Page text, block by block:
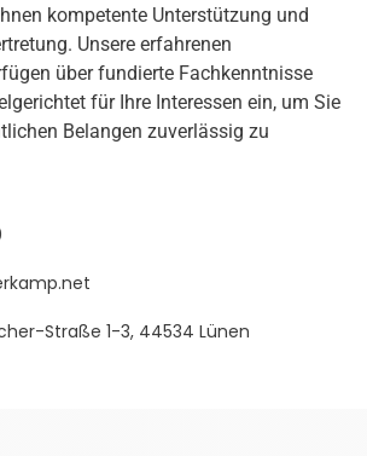
kompetente Unterstützung und
Unsere erfahrenen
über fundierte Fachkenntnisse
für Ihre Interessen ein, um Sie
Belangen zuverlässig zu
Straße 1-3, 44534 Lünen